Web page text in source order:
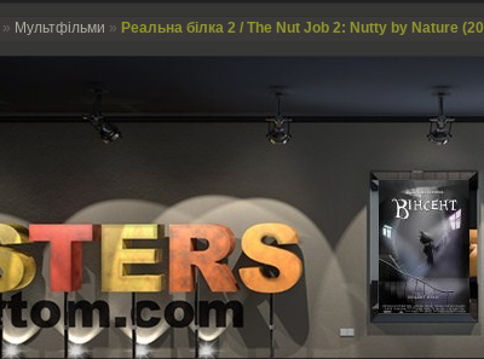
» Мультфільми » Реальна білка 2 / The Nut Job 2: Nutty by Nature